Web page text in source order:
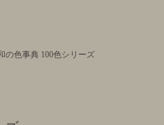
の色事典 100色シリーズ